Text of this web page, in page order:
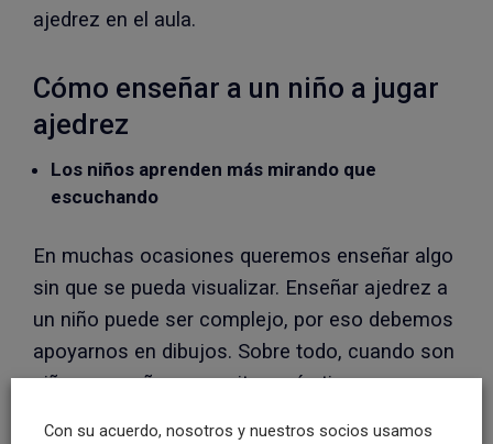
ajedrez en el aula.
Cómo enseñar a un niño a jugar
ajedrez
Los niños aprenden más mirando que
escuchando
En muchas ocasiones queremos enseñar algo
sin que se pueda visualizar. Enseñar ajedrez a
un niño puede ser complejo, por eso debemos
apoyarnos en dibujos. Sobre todo, cuando son
niños pequeños necesitan más tiempo para
Con su acuerdo, nosotros y nuestros socios usamos